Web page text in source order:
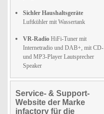
Sichler Haushaltsgeräte
Luftkühler mit Wassertank
VR-Radio HiFi-Tuner mit
Internetradio und DAB+, mit CD-
und MP3-Player Lautsprecher
Speaker
Service- & Support-
Website der Marke
infactory für die